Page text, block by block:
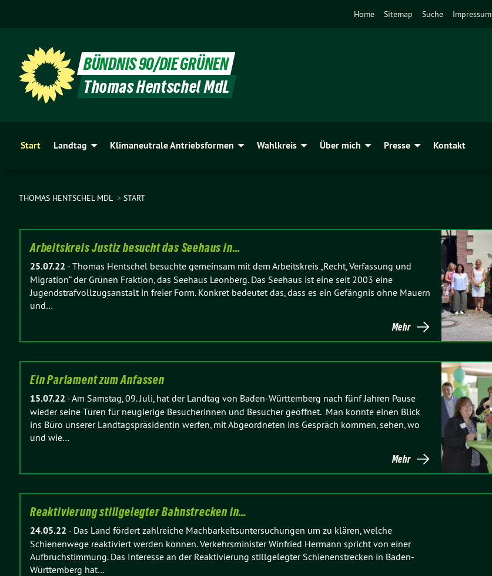
Home Sitemap Suche Impressum
BÜNDNIS 90/DIE GRÜNEN
Thomas Hentschel MdL
Start Landtag Klimaneutrale Antriebsformen Wahlkreis Über mich Presse Kontakt
THOMAS HENTSCHEL MDL START
Arbeitskreis Justiz besucht das Seehaus in…
25.07.22 - Thomas Hentschel besuchte gemeinsam mit dem Arbeitskreis „Recht, Verfassung und
Migration“ der Grünen Fraktion, das Seehaus Leonberg. Das Seehaus ist eine seit 2003 eine
Jugendstrafvollzugsanstalt in freier Form. Konkret bedeutet das, dass es ein Gefängnis ohne Mauern
und…
Mehr
Ein Parlament zum Anfassen
15.07.22 -Am Samstag, 09. Juli, hat der Landtag von Baden-Württemberg nach fünf Jahren Pause
wieder seine Türen für neugierige Besucherinnen und Besucher geöffnet. Man konnte einen Blick
ins Büro unserer Landtagspräsidentin werfen, mit Abgeordneten ins Gespräch kommen, sehen, wo
und wie…
Mehr
Reaktivierung stillgelegter Bahnstrecken in…
24.05.22 - Das Land fördert zahlreiche Machbarkeitsuntersuchungen um zu klären, welche
Schienenwege reaktiviert werden können. Verkehrsminister Winfried Hermann spricht von einer
Aufbruchstimmung. Das Interesse an der Reaktivierung stillgelegter Schienenstrecken in Baden-
Württemberg hat…